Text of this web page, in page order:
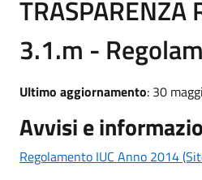
TRASPARENZA
3.1.m -
Ultimo aggiornamento: 30
Avvisi e
Regolamento IUC Anno 2014